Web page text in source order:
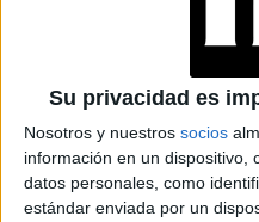
Su privacidad es
Nosotros y nuestros socios
información en un dispositivo,
datos personales, como
estándar enviada por un
Virgo: 18, 19, 24
Libra: 12, 16, 28